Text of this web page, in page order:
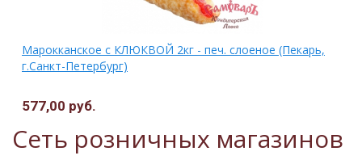
Марокканское с КЛЮКВОЙ 2кг - печ. слоеное (Пекарь,
г.Санкт-Петербург)
577,00 руб.
Сеть розничных магазинов